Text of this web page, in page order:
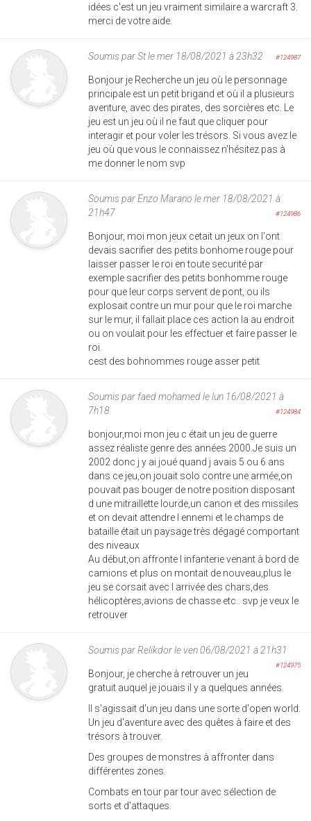
idées c'est un jeu vraiment similaire a warcraft 3.
merci de votre aide.
Soumis parStle mer 18/08/2021 à 23h32 #124987
Bonjour je Recherche un jeu où le personnage
principale est un petit brigand et où il a plusieurs
aventure, avec des pirates, des sorcières etc. Le
jeu est un jeu où il ne faut que cliquer pour
interagir et pour voler les trésors. Si vous avez le
jeu où que vous le connaissez n'hésitez pas à
me donner le nom svp
Soumis parEnzo Marano le mer 18/08/2021 à
21h47
#124986
Bonjour, moi mon jeux cetait un jeux on l'ont
devais sacrifier des petits bonhome rouge pour
laisser passer le roi en toute securité par
exemple sacrifier des petits bonhomme rouge
pour que leur corps servent de pont, ou ils
explosait contre un mur pour que le roi marche
sur le mur, il fallait place ces action la au endroit
ou on voulait pour les effectuer et faire passer le
roi.
cest des bohnommes rouge asser petit
Soumis par faed mohamedle lun 16/08/2021 à
7h18
#124984
bonjour,moi mon jeu c était un jeu de guerre
assez réaliste genre des années 2000.Je suis un
2002 donc j y ai joué quand j avais 5 ou 6 ans
dans ce jeu,on jouait solo contre une armée,on
pouvait pas bouger de notre position disposant
d une mitraillette lourde,un canon et des missiles
et on devait attendre l ennemi et le champs de
bataille était un paysage très dégagé comportant
des niveaux
Au début,on affronte l infanterie venant à bord de
camions et plus on montait de nouveau,plus le
jeu se corsait avec l arrivée des chars,des
hélicoptères,avions de chasse etc.. svp je veux le
retrouver
Soumis parRelikdorle ven 06/08/2021 à 21h31
#124975
Bonjour, je cherche à retrouver un jeu
gratuit auquel je jouais il y a quelques années.
Il s'agissait d'un jeu dans une sorte d'open world.
Un jeu d'aventure avec des quêtes à faire et des
trésors à trouver.
Des groupes de monstres à affronter dans
différentes zones.
Combats en tour par tour avec sélection de
sorts et d'attaques.